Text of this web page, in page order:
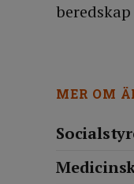
MER OM